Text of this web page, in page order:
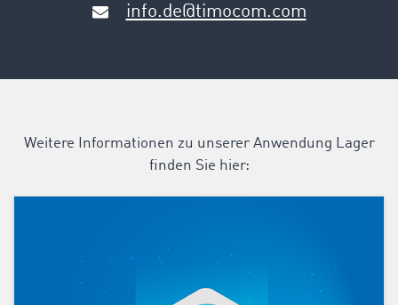
info.de@timocom.com
Weitere Informationen zu unserer Anwendung Lager
finden Sie hier: